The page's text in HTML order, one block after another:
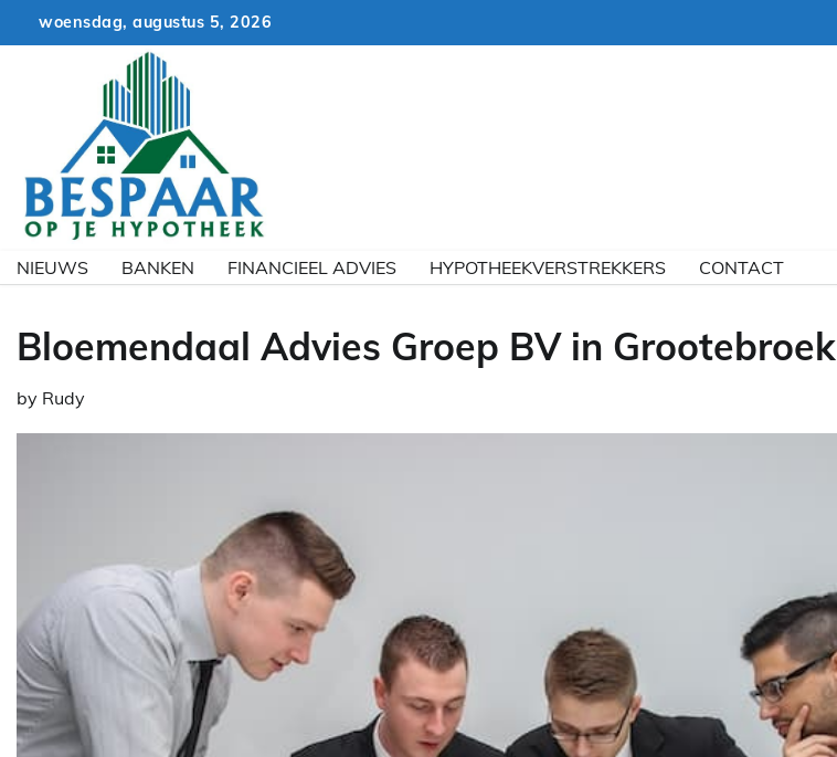
woensdag, augustus 5, 2026
NIEUWS BANKEN FINANCIEEL ADVIES HYPOTHEEKVERSTREKKERS CONTACT
Bloemendaal Advies Groep BV in Grootebroek
by Rudy